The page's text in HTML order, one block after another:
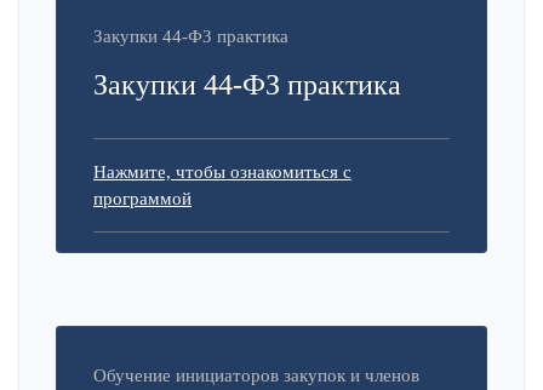
Закупки 44-ФЗ практика
Закупки 44-ФЗ практика
Нажмите, чтобы ознакомиться с
программой
Обучение инициаторов закупок и членов